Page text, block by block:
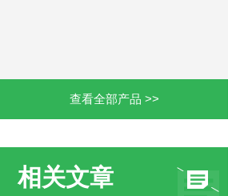
查看全部产品 >>
相关文章